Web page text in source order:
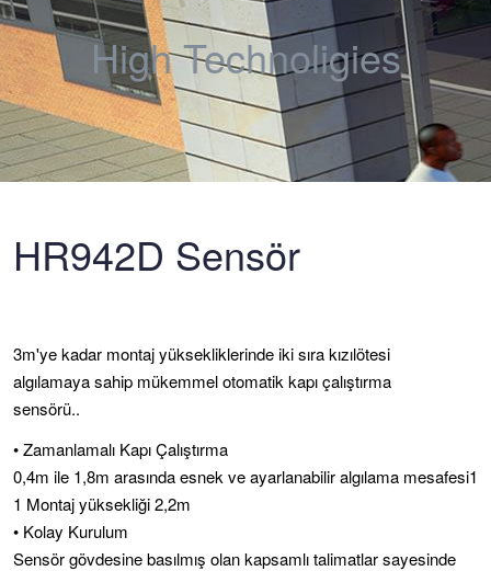
High Technoligies
HR942D Sensör
3m'ye kadar montaj yüksekliklerinde iki sıra kızılötesi
algılamaya sahip mükemmel otomatik kapı çalıştırma
sensörü..
• Zamanlamalı Kapı Çalıştırma
0,4m ile 1,8m arasında esnek ve ayarlanabilir algılama mesafesi1
1 Montaj yüksekliği 2,2m
• Kolay Kurulum
Sensör gövdesine basılmış olan kapsamlı talimatlar sayesinde